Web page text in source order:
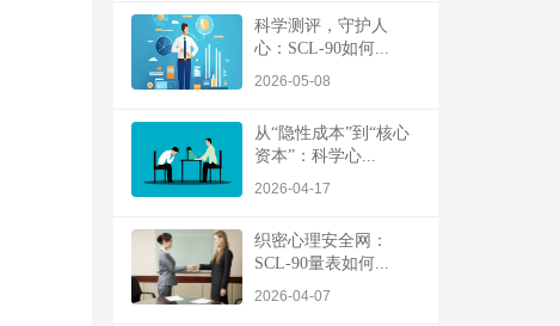
科学测评，守护人
心：SCL-90如何...
2026-05-08
从“隐性成本”到“核心
资本”：科学心...
2026-04-17
织密心理安全网：
SCL-90量表如何...
2026-04-07